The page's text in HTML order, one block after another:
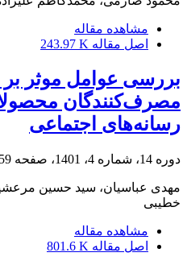
مشاهده مقاله
اصل مقاله 243.97 K
بررسی عوامل موثر بر
مصرف‌کنندگان
رسانه‌های اجتماعی
دوره 14، شماره 4، 1401، صفحه 59-40
مهدی عباسیان، سید حسین
خطیبی
مشاهده مقاله
اصل مقاله 801.6 K